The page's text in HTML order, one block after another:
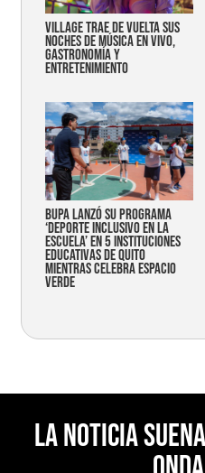
Village trae de vuelta sus
noches de música en vivo,
gastronomía y
entretenimiento
Bupa lanzó su programa
‘Deporte Inclusivo en la
Escuela’ en 5 instituciones
educativas de Quito
mientras celebra espacio
verde
La noticia